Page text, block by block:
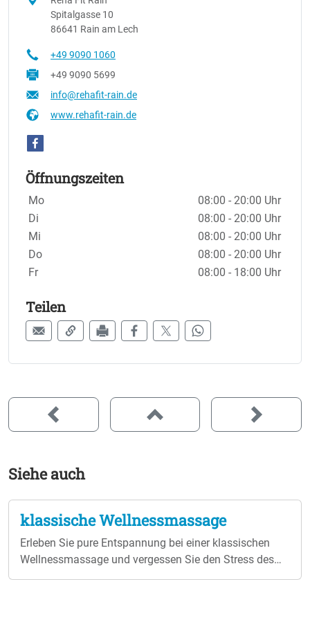
Spitalgasse 10
86641 Rain am Lech
+49 9090 1060
+49 9090 5699
info@rehafit-rain.de
www.rehafit-rain.de
Öffnungszeiten
Wochentage / Monate
Öffnungszeiten / Hinweise
Mo
08:00 - 20:00 Uhr
Di
08:00 - 20:00 Uhr
Mi
08:00 - 20:00 Uhr
Do
08:00 - 20:00 Uhr
Fr
08:00 - 18:00 Uhr
Teilen
Siehe auch
klassische Wellnessmassage
Erleben Sie pure Entspannung bei einer klassischen
Wellnessmassage und vergessen Sie den Stress des
Alltags. Wählen Sie zwischen 20, 40 oder 60 Minuten